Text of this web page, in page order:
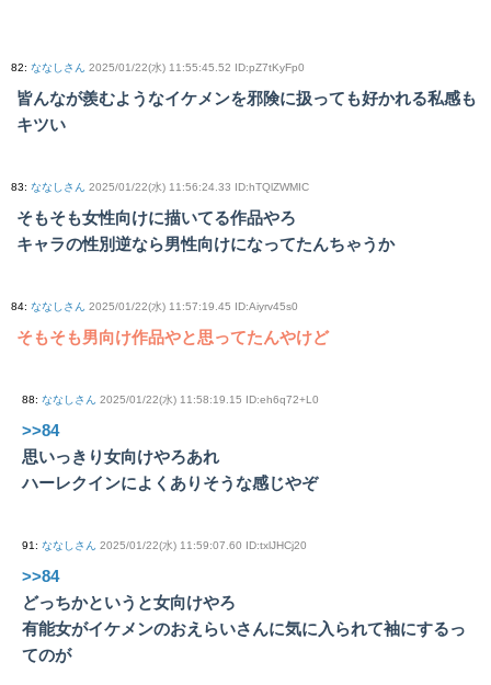
82: ななしさん 2025/01/22(水) 11:55:45.52 ID:pZ7tKyFp0
皆んなが羨むようなイケメンを邪険に扱っても好かれる私感も
キツい
83: ななしさん 2025/01/22(水) 11:56:24.33 ID:hTQlZWMIC
そもそも女性向けに描いてる作品やろ
キャラの性別逆なら男性向けになってたんちゃうか
84: ななしさん 2025/01/22(水) 11:57:19.45 ID:Aiyrv45s0
そもそも男向け作品やと思ってたんやけど
88: ななしさん 2025/01/22(水) 11:58:19.15 ID:eh6q72+L0
>>84
思いっきり女向けやろあれ
ハーレクインによくありそうな感じやぞ
91: ななしさん 2025/01/22(水) 11:59:07.60 ID:txlJHCj20
>>84
どっちかというと女向けやろ
有能女がイケメンのおえらいさんに気に入られて袖にするっ
てのが